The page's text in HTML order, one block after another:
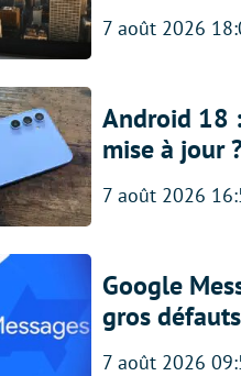
7 août 2026
Android 18
mise à jour
7 août 2026
Google
gros défauts
7 août 2026